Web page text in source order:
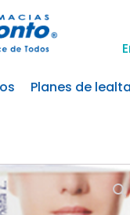
Planes de